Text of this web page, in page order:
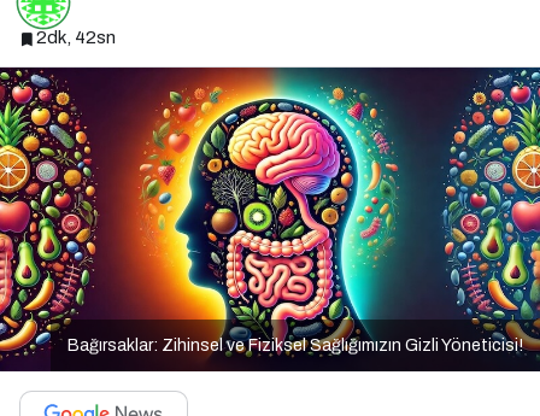
2dk, 42sn
Bağırsaklar: Zihinsel ve Fiziksel Sağlığımızın Gizli Yöneticisi!